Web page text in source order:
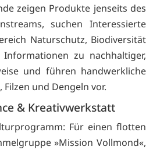
zeigen Produkte jenseits des
suchen Interessierte
Naturschutz, Biodiversität
zu nachhaltiger,
und führen handwerkliche
und Dengeln vor.
& Kreativwerkstatt
Für einen flotten
»Mission Vollmond«,